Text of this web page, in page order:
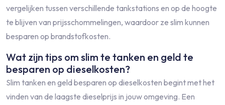
vergelijken tussen verschillende tankstations en op de hoogte
te blijven van prijsschommelingen, waardoor ze slim kunnen
besparen op brandstofkosten.
Wat zijn tips om slim te tanken en geld te
besparen op dieselkosten?
Slim tanken en geld besparen op dieselkosten begint met het
vinden van de laagste dieselprijs in jouw omgeving. Een